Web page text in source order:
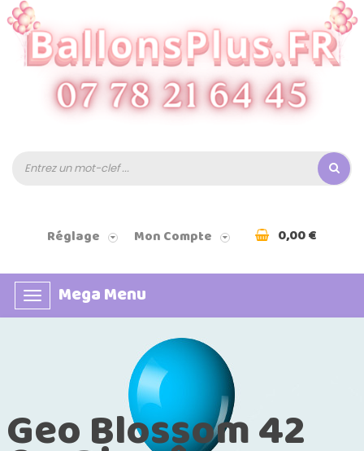
Réglage Mon Compte 0,00 €
Basculer
la
Mega Menu
Geo Blossom 42